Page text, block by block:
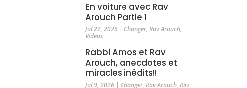
En voiture avec Rav
Arouch Partie 1
Jul 22, 2026| Changer, Rav Arouch,
Videos
Rabbi Amos et Rav
Arouch, anecdotes et
miracles inédits!!
Jul 9, 2026| Changer, Rav Arouch, Rav